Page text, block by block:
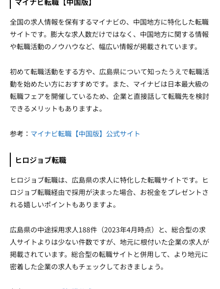
全国の求人情報を保有するマイナビの、中国地方に特化した転職
サイトです。膨大な求人数だけではなく、中国地方に関する情報
や転職活動のノウハウなど、幅広い情報が掲載されています。
初めて転職活動をする方や、広島県について知ったうえで転職活
動を始めたい方におすすめです。また、マイナビは日本最大級の
転職フェアを開催しているため、企業と直接話して転職先を検討
できるメリットもありますよ。
参考： マイナビ転職【中国版】公式サイト
ヒロジョブ転職
ヒロジョブ転職は、広島県の求人に特化した転職サイトです。ヒ
ロジョブ転職経由で採用が決まった場合、お祝金をプレゼントさ
れる嬉しいポイントもありますよ。
広島県の中途採用求人188件（2023年4月時点）と、総合型の求
人サイトよりは少ない件数ですが、地元に根付いた企業の求人が
掲載されています。総合型の転職サイトと併用して、より地元に
密着した企業の求人もチェックしておきましょう。